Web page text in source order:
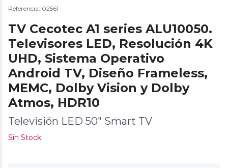
Referencia: 02561
TV Cecotec A1 series ALU10050.
Televisores LED, Resolución 4K
UHD, Sistema Operativo
Android TV, Diseño Frameless,
MEMC, Dolby Vision y Dolby
Atmos, HDR10
Televisión LED 50" Smart TV
Sin Stock